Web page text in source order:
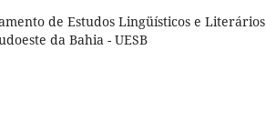
de Estudos Lingüísticos e Literários
da Bahia - UESB